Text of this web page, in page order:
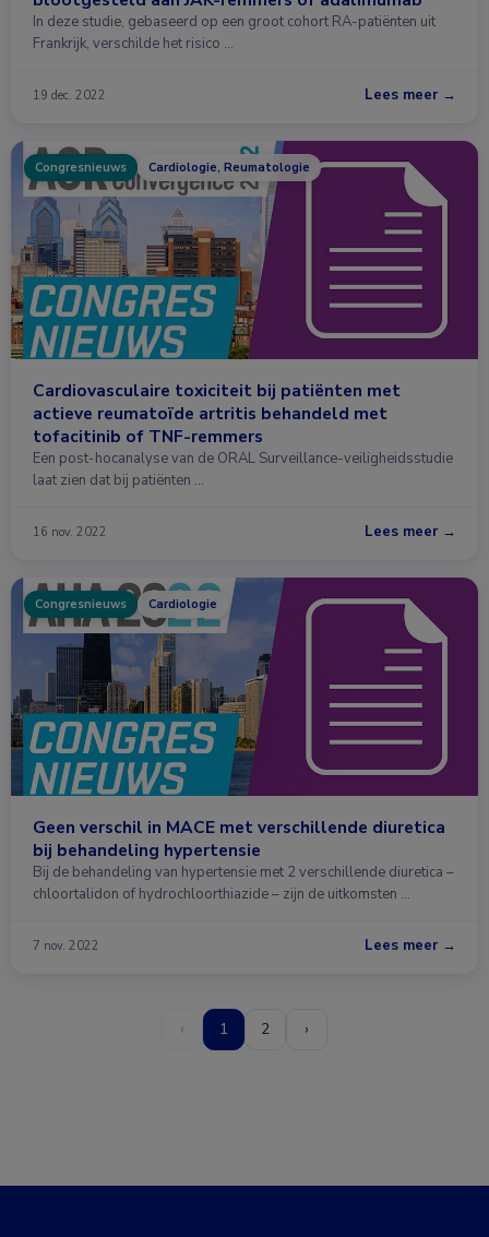
In deze studie, gebaseerd op een groot cohort RA-patiënten uit
Frankrijk, verschilde het risico …
19 dec. 2022 Lees meer →
Congresnieuws Cardiologie, Reumatologie
Cardiovasculaire toxiciteit bij patiënten met
actieve reumatoïde artritis behandeld met
tofacitinib of TNF-remmers
Een post-hocanalyse van de ORAL Surveillance-veiligheidsstudie
laat zien dat bij patiënten …
16 nov. 2022 Lees meer →
Congresnieuws Cardiologie
Geen verschil in MACE met verschillende diuretica
bij behandeling hypertensie
Bij de behandeling van hypertensie met 2 verschillende diuretica –
chloortalidon of hydrochloorthiazide – zijn de uitkomsten …
7 nov. 2022 Lees meer →
‹ 1 2 ›